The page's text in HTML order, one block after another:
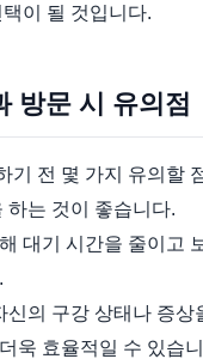
이 될 것입니다.
방문 시 유의점
기 전 몇 가지 유의할
하는 것이 좋습니다.
대기 시간을 줄이고
신의 구강 상태나 증상
욱 효율적일 수 있습